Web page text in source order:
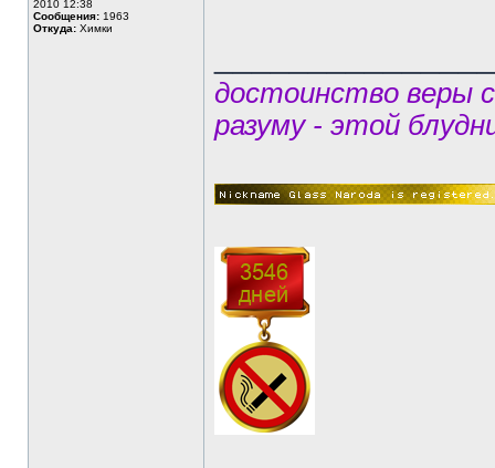
2010 12:38
Сообщения: 1963
Откуда: Химки
достоинство веры
разуму - этой